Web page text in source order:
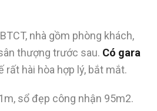
nhà gồm phòng khách,
thượng trước sau. Có gara
rất hài hòa hợp lý, bắt mắt.
sổ đẹp công nhận 95m2.